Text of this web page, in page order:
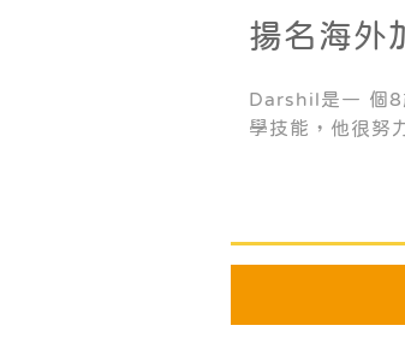
揚名海外
建立孩子
Darshil是一 個8
學技能，他很努
by 5」金星獎，
級水平，Darshil